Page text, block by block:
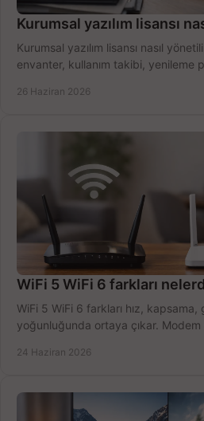
Kurumsal yazılım lisansı
Kurumsal yazılım lisansı nasıl
envanter, kullanım takibi, yenileme
26 Haziran 2026
WiFi 5 WiFi 6 farkları
WiFi 5 WiFi 6 farkları hız,
yoğunluğunda ortaya çıkar.
24 Haziran 2026